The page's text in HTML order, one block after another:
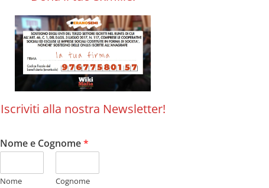
Iscriviti alla nostra Newsletter!
Nome e Cognome*
Nome Cognome